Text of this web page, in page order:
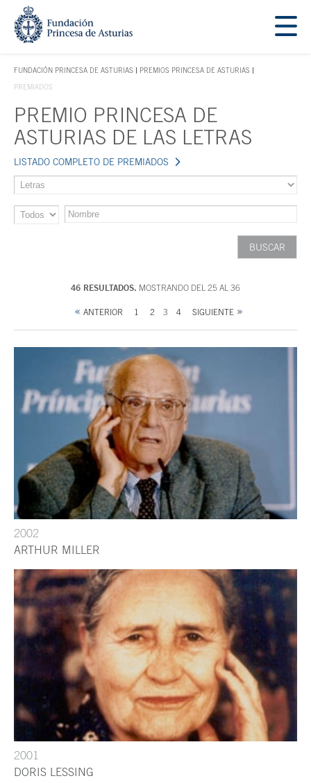
Saltar navegación. Ir directamente al contenido principal
FUNDACIÓN PRINCESA DE ASTURIAS
TECLA DE ACCESO 1
PREMIOS PRINCESA DE ASTURIAS
PREMIADOS
Contenido principal
PREMIO PRINCESA DE
ASTURIAS DE LAS LETRAS
LISTADO COMPLETO DE PREMIADOS
46 RESULTADOS. MOSTRANDO DEL 25 AL 36
ANTERIOR 1 2 3 4 SIGUIENTE
2002
ARTHUR MILLER
2001
DORIS LESSING